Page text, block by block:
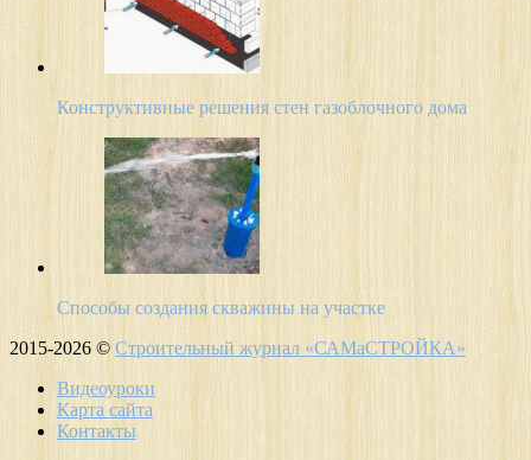
Конструктивные решения стен газоблочного дома
Способы создания скважины на участке
2015-2026 © Строительный журнал «САМаСТРОЙКА»
Видеоуроки
Карта сайта
Контакты